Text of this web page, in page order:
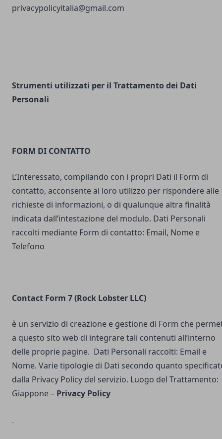
privacypolicyitalia@gmail.com
Strumenti utilizzati per il Trattamento dei Dati
Personali
FORM DI CONTATTO
L’Interessato, compilando con i propri Dati il Form di
contatto, acconsente al loro utilizzo per rispondere alle
richieste di informazioni, o di qualunque altra finalità
indicata dall’intestazione del modulo. Dati Personali
raccolti mediante Form di contatto: Email, Nome e
Telefono
Contact Form 7 (Rock Lobster LLC)
è un servizio di creazione e gestione di Form che
a questo sito web di integrare tali contenuti all’interno
delle proprie pagine. Dati Personali raccolti: Email e
Nome. Varie tipologie di Dati secondo quanto
dalla Privacy Policy del servizio. Luogo del Trattamento:
Giappone – Privacy Policy